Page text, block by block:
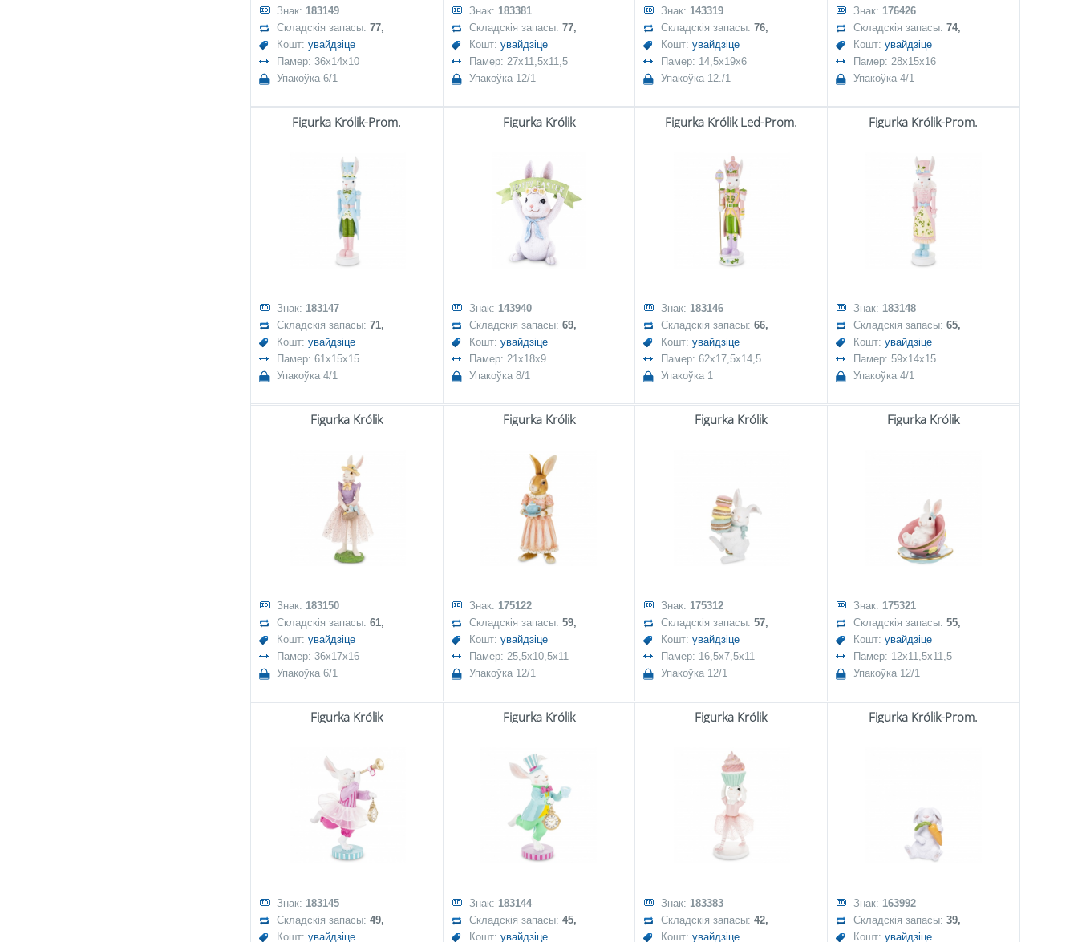
Знак: 183149
Складскія запасы: 77,
Кошт: увайдзіце
Памер: 36x14x10
Упакоўка 6/1
Знак: 183381
Складскія запасы: 77,
Кошт: увайдзіце
Памер: 27x11,5x11,5
Упакоўка 12/1
Знак: 143319
Складскія запасы: 76,
Кошт: увайдзіце
Памер: 14,5x19x6
Упакоўка 12./1
Знак: 176426
Складскія запасы: 74,
Кошт: увайдзіце
Памер: 28x15x16
Упакоўка 4/1
Figurka Królik-Prom.
Знак: 183147
Складскія запасы: 71,
Кошт: увайдзіце
Памер: 61x15x15
Упакоўка 4/1
Figurka Królik
Знак: 143940
Складскія запасы: 69,
Кошт: увайдзіце
Памер: 21x18x9
Упакоўка 8/1
Figurka Królik Led-Prom.
Знак: 183146
Складскія запасы: 66,
Кошт: увайдзіце
Памер: 62x17,5x14,5
Упакоўка 1
Figurka Królik-Prom.
Знак: 183148
Складскія запасы: 65,
Кошт: увайдзіце
Памер: 59x14x15
Упакоўка 4/1
Figurka Królik
Знак: 183150
Складскія запасы: 61,
Кошт: увайдзіце
Памер: 36x17x16
Упакоўка 6/1
Figurka Królik
Знак: 175122
Складскія запасы: 59,
Кошт: увайдзіце
Памер: 25,5x10,5x11
Упакоўка 12/1
Figurka Królik
Знак: 175312
Складскія запасы: 57,
Кошт: увайдзіце
Памер: 16,5x7,5x11
Упакоўка 12/1
Figurka Królik
Знак: 175321
Складскія запасы: 55,
Кошт: увайдзіце
Памер: 12x11,5x11,5
Упакоўка 12/1
Figurka Królik
Знак: 183145
Складскія запасы: 49,
Кошт: увайдзіце
Figurka Królik
Знак: 183144
Складскія запасы: 45,
Кошт: увайдзіце
Figurka Królik
Знак: 183383
Складскія запасы: 42,
Кошт: увайдзіце
Figurka Królik-Prom.
Знак: 163992
Складскія запасы: 39,
Кошт: увайдзіце